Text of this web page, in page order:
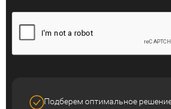
Подберем оптимальное